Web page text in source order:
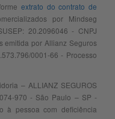
extrato do contrato de
por Mindseg
20.2096046 - CNPJ
emitida por Allianz Seguros
0001-66 - Processo
– ALLIANZ SEGUROS
970 - São Paulo – SP -
à pessoa com deficiência